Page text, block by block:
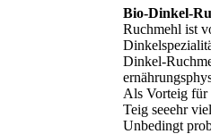
Bio-Dinkel-
Ruchmehl ist
Dinkel-
Als Vorteig für
Teig seeehr
Unbedingt